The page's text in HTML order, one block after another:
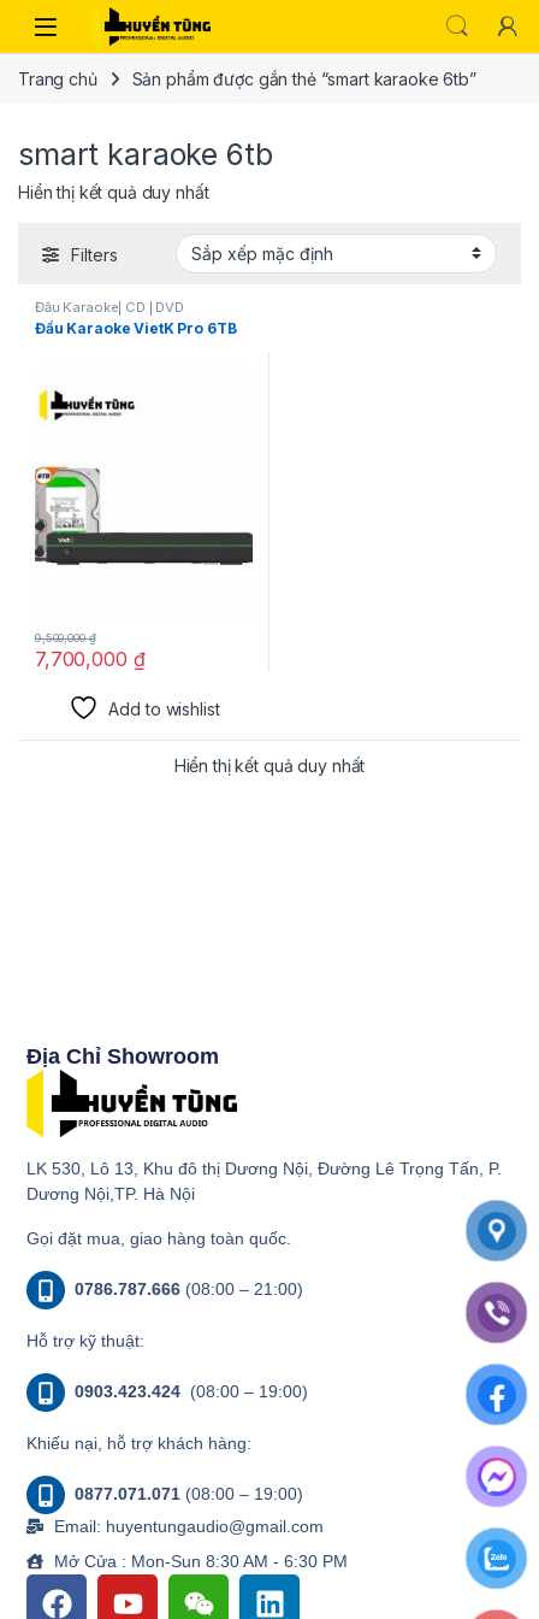
Trang chủ Sản phẩm được gắn thẻ “smart karaoke 6tb”
smart karaoke 6tb
Hiển thị kết quả duy nhất
Filters
Đầu Karaoke| CD | DVD
Đầu Karaoke VietK Pro 6TB
7,700,000 ₫
9,500,000₫
Add to wishlist
Hiển thị kết quả duy nhất
Địa Chỉ Showroom
LK 530, Lô 13, Khu đô thị Dương Nội, Đường Lê Trọng Tấn, P.
Dương Nội,TP. Hà Nội
Gọi đặt mua, giao hàng toàn quốc.
0786.787.666 (08:00 – 21:00)
Hỗ trợ kỹ thuật:
0903.423.424 (08:00 – 19:00)
Khiếu nại, hỗ trợ khách hàng:
0877.071.071 (08:00 – 19:00)
Email: huyentungaudio@gmail.com
Mở Cửa : Mon-Sun 8:30 AM - 6:30 PM